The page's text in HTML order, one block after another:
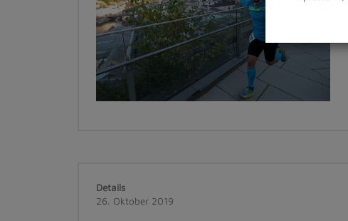
Details
26. Oktober 2019